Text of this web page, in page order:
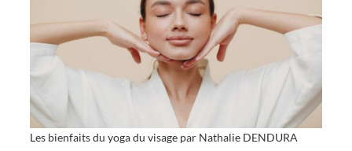
Les bienfaits du yoga du visage par Nathalie DENDURA